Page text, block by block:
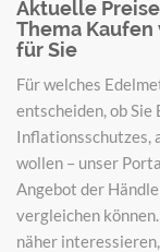
Aktuelle
Thema
für Sie
Für welches
entscheiden, ob Sie
Inflationsschutzes,
wollen – unser
Angebot der
vergleichen
näher